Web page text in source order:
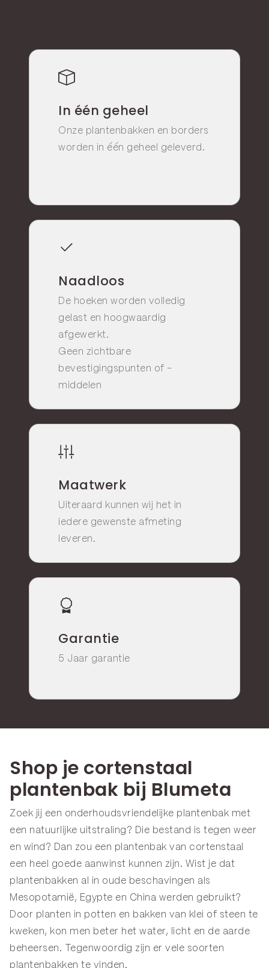
In één geheel
Onze plantenbakken en borders
worden in één geheel geleverd.
Naadloos
De hoeken worden volledig
gelast en hoogwaardig
afgewerkt.
Geen zichtbare
bevestigingspunten of -
middelen
Maatwerk
Uiteraard kunnen wij het in
iedere gewenste afmeting
leveren.
Garantie
5 Jaar garantie
Shop je cortenstaal
plantenbak bij Blumeta
Zoek jij een onderhoudsvriendelijke plantenbak met
een natuurlijke uitstraling? Die bestand is tegen weer
en wind? Dan zou een plantenbak van cortenstaal
een heel goede aanwinst kunnen zijn. Wist je dat
plantenbakken al in oude beschavingen als
Mesopotamië, Egypte en China werden gebruikt?
Door planten in potten en bakken van klei of steen te
kweken, kon men beter het water, licht en de aarde
beheersen. Tegenwoordig zijn er vele soorten
plantenbakken te vinden.